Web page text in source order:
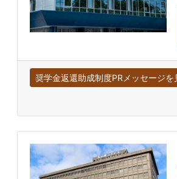
奨学金返還助成制度PRメッセージを